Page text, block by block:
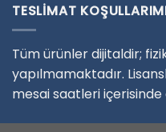
TESLIMAT
Tüm ürünler dijitaldir;
yapılmamaktadır.
mesai saatleri